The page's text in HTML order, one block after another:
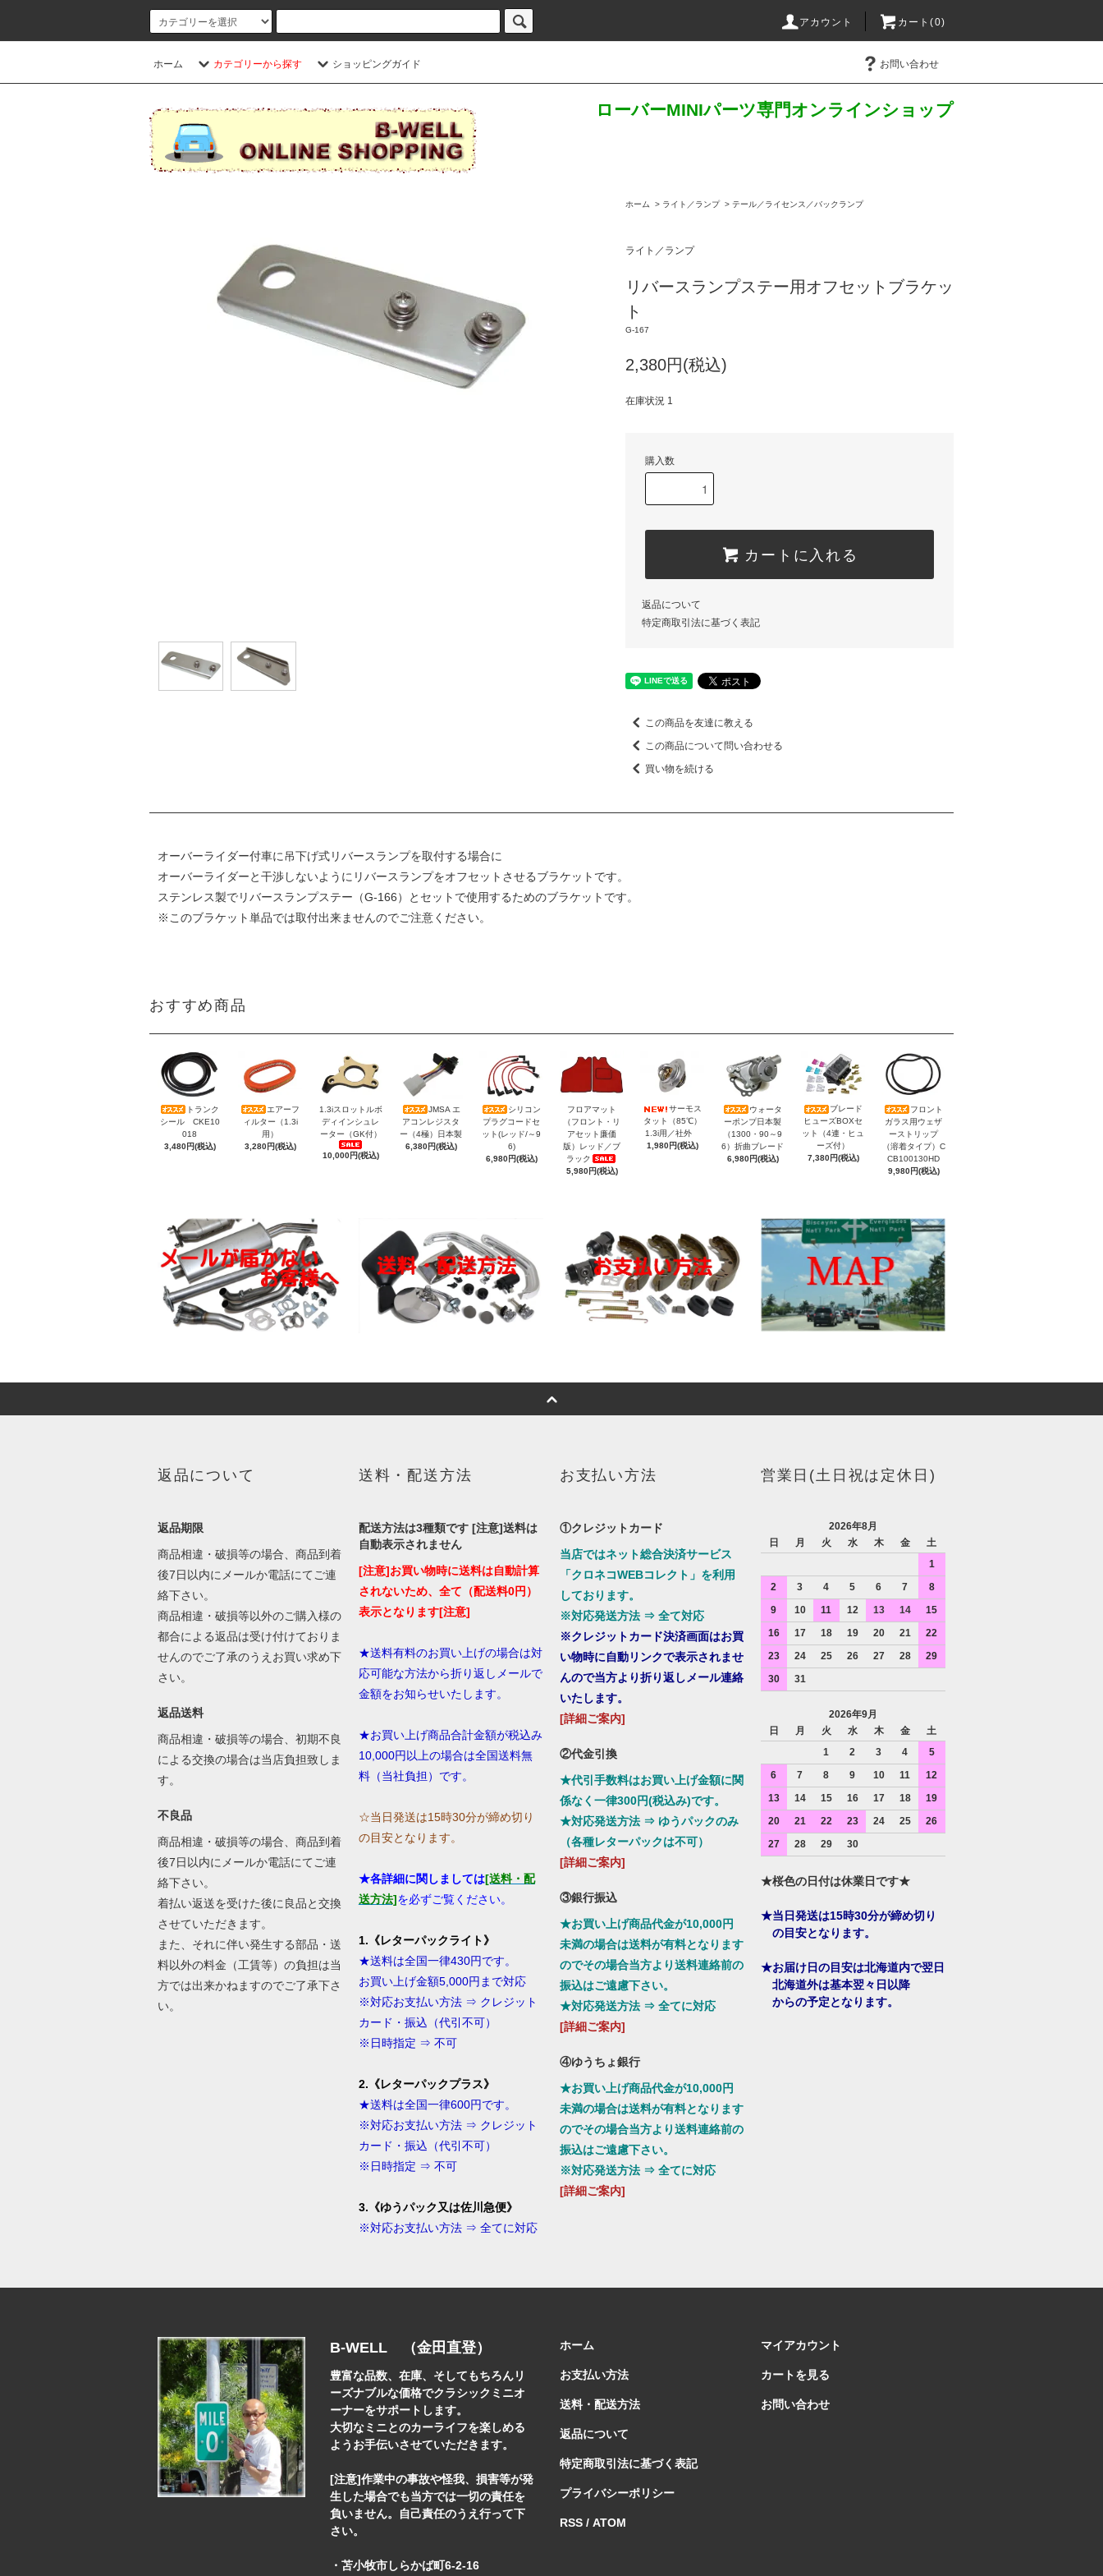
アカウント カート(0)
ホーム カテゴリーから探す ショッピングガイド お問い合わせ
ローバーMINIパーツ専門オンラインショップ
ホーム > ライト／ランプ > テール／ライセンス／バックランプ
ライト／ランプ
リバースランプステー用オフセットブラケッ
ト
G-167
2,380円(税込)
在庫状況 1
購入数
カートに入れる
返品について
特定商取引法に基づく表記
この商品を友達に教える
この商品について問い合わせる
買い物を続ける
オーバーライダー付車に吊下げ式リバースランプを取付する場合に
オーバーライダーと干渉しないようにリバースランプをオフセットさせるブラケットです。
ステンレス製でリバースランプステー（G-166）とセットで使用するためのブラケットです。
※このブラケット単品では取付出来ませんのでご注意ください。
おすすめ商品
トランク
シール CKE10
018
3,480円(税込)
エアーフ
ィルター（1.3i
用）
3,280円(税込)
1.3iスロットルボ
ディインシュレ
ーター（GK付）
10,000円(税込)
JMSA エ
アコンレジスタ
ー（4極）日本製
6,380円(税込)
シリコン
プラグコードセ
ット(レッド/～9
6)
6,980円(税込)
フロアマット
（フロント・リ
アセット廉価
版）レッド／ブ
ラック
5,980円(税込)
サーモス
タット（85℃）
1.3i用／社外
1,980円(税込)
ウォータ
ーポンプ日本製
（1300・90～9
6）折曲ブレード
6,980円(税込)
ブレード
ヒューズBOXセ
ット（4連・ヒュ
ーズ付）
7,380円(税込)
フロント
ガラス用ウェザ
ーストリップ
（溶着タイプ）C
CB100130HD
9,980円(税込)
返品について
返品期限
商品相違・破損等の場合、商品到着
後7日以内にメールか電話にてご連
絡下さい。
商品相違・破損等以外のご購入様の
都合による返品は受け付けておりま
せんのでご了承のうえお買い求め下
さい。
返品送料
商品相違・破損等の場合、初期不良
による交換の場合は当店負担致しま
す。
不良品
商品相違・破損等の場合、商品到着
後7日以内にメールか電話にてご連
絡下さい。
着払い返送を受けた後に良品と交換
させていただきます。
また、それに伴い発生する部品・送
料以外の料金（工賃等）の負担は当
方では出来かねますのでご了承下さ
い。
送料・配送方法
配送方法は3種類です [注意]送料は
自動表示されません
[注意]お買い物時に送料は自動計算
されないため、全て（配送料0円）
表示となります[注意]
★送料有料のお買い上げの場合は対
応可能な方法から折り返しメールで
金額をお知らせいたします。
★お買い上げ商品合計金額が税込み
10,000円以上の場合は全国送料無
料（当社負担）です。
☆当日発送は15時30分が締め切り
の目安となります。
★各詳細に関しましては[送料・配
送方法]を必ずご覧ください。
1.《レターパックライト》
★送料は全国一律430円です。
お買い上げ金額5,000円まで対応
※対応お支払い方法 ⇒ クレジット
カード・振込（代引不可）
※日時指定 ⇒ 不可
2.《レターパックプラス》
★送料は全国一律600円です。
※対応お支払い方法 ⇒ クレジット
カード・振込（代引不可）
※日時指定 ⇒ 不可
3.《ゆうパック又は佐川急便》
※対応お支払い方法 ⇒ 全てに対応
お支払い方法
①クレジットカード
当店ではネット総合決済サービス
「クロネコWEBコレクト」を利用
しております。
※対応発送方法 ⇒ 全て対応
※クレジットカード決済画面はお買
い物時に自動リンクで表示されませ
んので当方より折り返しメール連絡
いたします。
[詳細ご案内]
②代金引換
★代引手数料はお買い上げ金額に関
係なく一律300円(税込み)です。
★対応発送方法 ⇒ ゆうパックのみ
（各種レターパックは不可）
[詳細ご案内]
③銀行振込
★お買い上げ商品代金が10,000円
未満の場合は送料が有料となります
のでその場合当方より送料連絡前の
振込はご遠慮下さい。
★対応発送方法 ⇒ 全てに対応
[詳細ご案内]
④ゆうちょ銀行
★お買い上げ商品代金が10,000円
未満の場合は送料が有料となります
のでその場合当方より送料連絡前の
振込はご遠慮下さい。
※対応発送方法 ⇒ 全てに対応
[詳細ご案内]
営業日(土日祝は定休日)
2026年8月
日
月 火 水 木 金
土
1
2
3 4 5 6 7
8
9
10 11 12 13 14
15
16
17 18 19 20 21
22
23
24 25 26 27 28
29
30
31
2026年9月
日
月 火 水 木 金
土
1
2 3 4
5
6
7 8 9 10 11
12
13
14 15 16 17 18
19
20
21 22 23 24 25
26
27
28 29 30
★桜色の日付は休業日です★
★当日発送は15時30分が締め切り
の目安となります。
★お届け日の目安は北海道内で翌日
北海道外は基本翌々日以降
からの予定となります。
B-WELL （金田直登）
豊富な品数、在庫、そしてもちろんリ
ーズナブルな価格でクラシックミニオ
ーナーをサポートします。
大切なミニとのカーライフを楽しめる
ようお手伝いさせていただきます。
[注意]作業中の事故や怪我、損害等が発
生した場合でも当方では一切の責任を
負いません。自己責任のうえ行って下
さい。
・苫小牧市しらかば町6-2-16
ホーム
お支払い方法
送料・配送方法
返品について
特定商取引法に基づく表記
プライバシーポリシー
RSS/ ATOM
マイアカウント
カートを見る
お問い合わせ